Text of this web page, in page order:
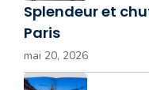
Splendeur et
Paris
mai 20, 2026